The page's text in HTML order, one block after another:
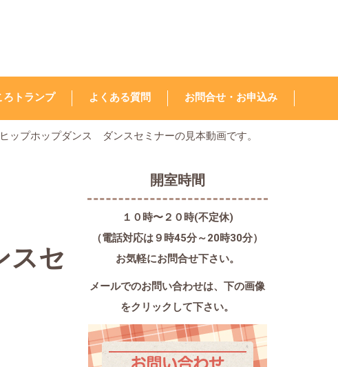
ろトランプ よくある質問 お問合せ・お申込み
ップホップダンス ダンスセミナーの見本動画です。
スセ
開室時間
１０時〜２０時(不定休)
（電話対応は９時45分～20時30分）
お気軽にお問合せ下さい。
メールでのお問い合わせは、下の画像
をクリックして下さい。